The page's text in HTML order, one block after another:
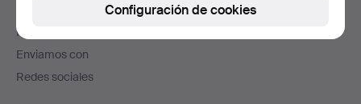
de
página
Todas las casas de subastas
Modos de pago
Enviamos con
Redes sociales
Configuración de cookies